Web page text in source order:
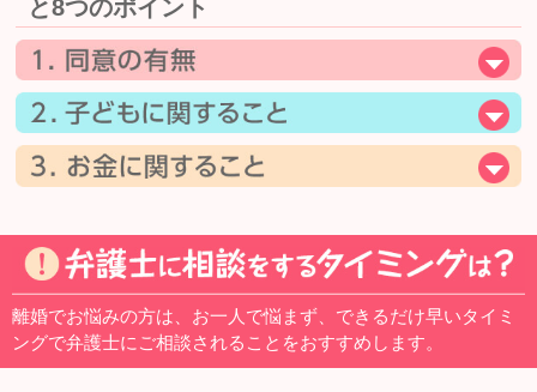
と8つのポイント
離婚でお悩みの方は、お一人で悩まず、できるだけ早いタイミ
ングで弁護士にご相談されることをおすすめします。